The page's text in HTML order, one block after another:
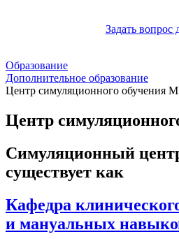
Задать вопрос
Образование
Дополнительное образование
Центр симуляционного обучения
Центр
Симуляционный
существует как
Кафедра
и мануальных